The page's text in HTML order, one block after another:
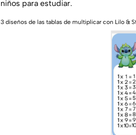
niños para estudiar.
3 diseños de las tablas de multiplicar con Lilo &